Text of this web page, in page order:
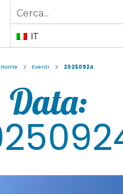
Search
for:
IT
Home > Eventi > 20250924
Data:
imbarcazioni e tour